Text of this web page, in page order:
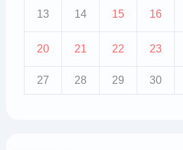
13 14 15 16
20 21 22 23
27 28 29 30